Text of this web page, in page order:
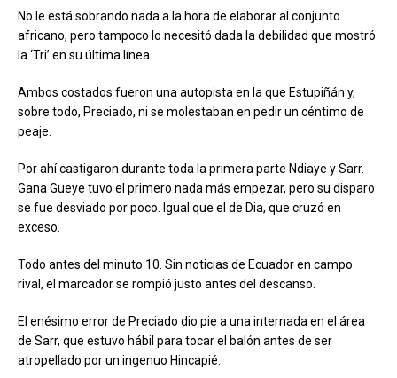
No le está sobrando nada a la hora de elaborar al conjunto
africano, pero tampoco lo necesitó dada la debilidad que mostró
la ‘Tri’ en su última línea.
Ambos costados fueron una autopista en la que Estupiñán y,
sobre todo, Preciado, ni se molestaban en pedir un céntimo de
peaje.
Por ahí castigaron durante toda la primera parte Ndiaye y Sarr.
Gana Gueye tuvo el primero nada más empezar, pero su disparo
se fue desviado por poco. Igual que el de Dia, que cruzó en
exceso.
Todo antes del minuto 10. Sin noticias de Ecuador en campo
rival, el marcador se rompió justo antes del descanso.
El enésimo error de Preciado dio pie a una internada en el área
de Sarr, que estuvo hábil para tocar el balón antes de ser
atropellado por un ingenuo Hincapié.